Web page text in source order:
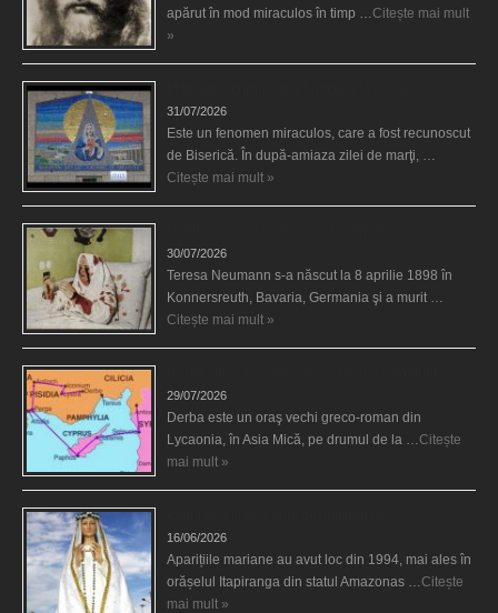
apărut în mod miraculos în timp …Citește mai mult
»
31/07/2026
Este un fenomen miraculos, care a fost recunoscut
de Biserică. În după-amiaza zilei de marţi, …
Citește mai mult »
30/07/2026
Teresa Neumann s-a născut la 8 aprilie 1898 în
Konnersreuth, Bavaria, Germania şi a murit …
Citește mai mult »
29/07/2026
Derba este un oraş vechi greco-roman din
Lycaonia, în Asia Mică, pe drumul de la …Citește
mai mult »
16/06/2026
Aparițiile mariane au avut loc din 1994, mai ales în
orășelul Itapiranga din statul Amazonas …Citește
mai mult »